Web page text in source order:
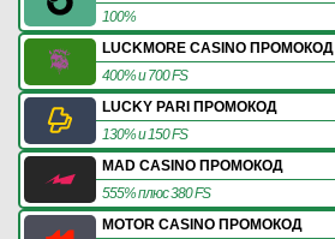
100%
LUCKMORE CASINO ПРОМОКОД
400% и 700 FS
LUCKY PARI ПРОМОКОД
130% и 150 FS
MAD CASINO ПРОМОКОД
555% плюс 380 FS
MOTOR CASINO ПРОМОКОД